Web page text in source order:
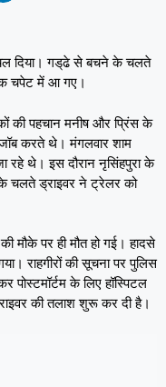
दिया। गड्‌ढे से बचने के चलते
चपेट में आ गए।
की पहचान मनीष और प्रिंस के
करते थे। मंगलवार शाम
रहे थे। इस दौरान नृसिंहपुरा के
चलते ड्राइवर ने ट्रेलर को
मौके पर ही मौत हो गई। हादसे
राहगीरों की सूचना पर पुलिस
पोस्टमॉर्टम के लिए हॉस्पिटल
की तलाश शुरू कर दी है।